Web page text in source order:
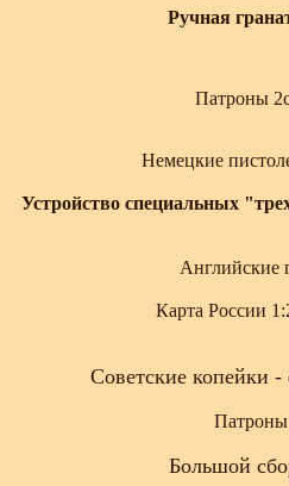
Ручная
Патроны
Немецкие
Устройство специальных
Английские
Карта России
Советские копейки -
Большой